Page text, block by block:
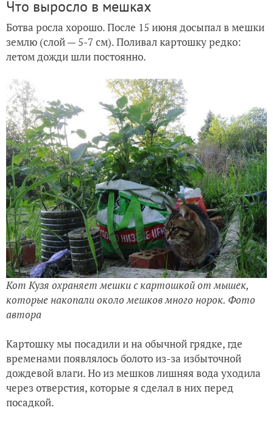
Что выросло в мешках
Ботва росла хорошо. После 15 июня досыпал в мешки
землю (слой — 5-7 см). Поливал картошку редко:
летом дожди шли постоянно.
Кот Кузя охраняет мешки с картошкой от мышек,
которые накопали около мешков много норок. Фото
автора
Картошку мы посадили и на обычной грядке, где
временами появлялось болото из-за избыточной
дождевой влаги. Но из мешков лишняя вода уходила
через отверстия, которые я сделал в них перед
посадкой.